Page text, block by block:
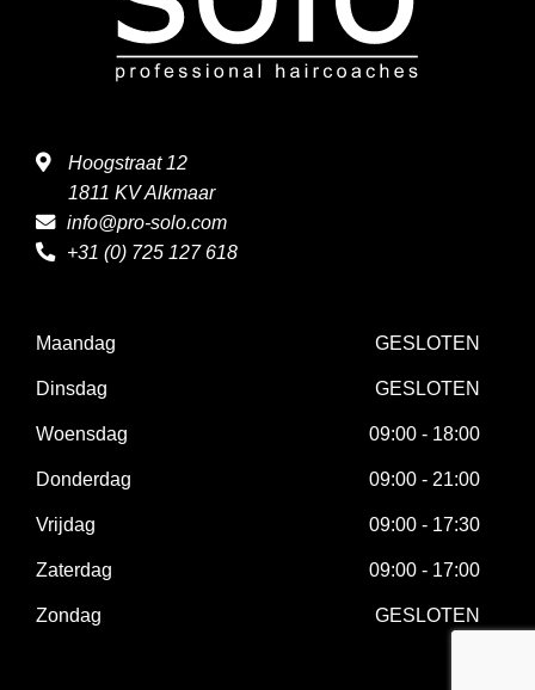
Hoogstraat 12
1811 KV Alkmaar
info@pro-solo.com
+31 (0) 725 127 618
Maandag GESLOTEN
Dinsdag GESLOTEN
Woensdag 09:00 - 18:00
Donderdag 09:00 - 21:00
Vrijdag 09:00 - 17:30
Zaterdag 09:00 - 17:00
Zondag GESLOTEN